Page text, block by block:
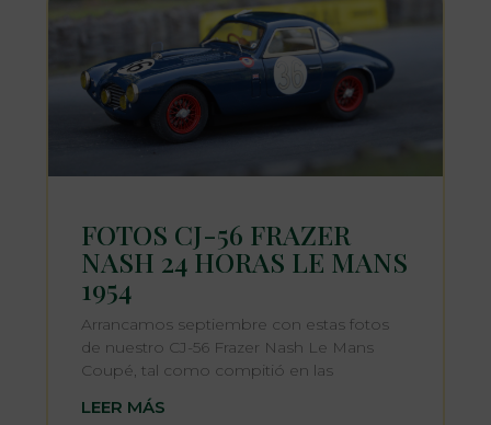
FOTOS CJ-56 FRAZER
NASH 24 HORAS LE MANS
1954
Arrancamos septiembre con estas fotos
de nuestro CJ-56 Frazer Nash Le Mans
Coupé, tal como compitió en las
LEER MÁS